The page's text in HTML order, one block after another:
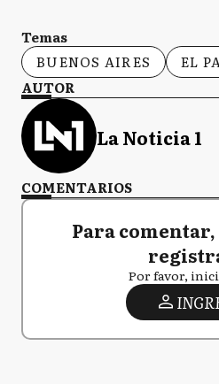
Temas
BUENOS AIRES
EL
AUTOR
La Noticia 1
COMENTARIOS
Para
Por favor,